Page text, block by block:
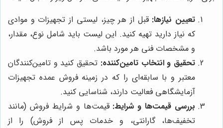
تعیین نیازها: قبل از هر چیز، لیستی از تجهیزات و موادی
که نیاز دارید تهیه کنید. این لیست باید شامل نوع، مقدار،
و مشخصات فنی هر مورد باشد.
تحقیق و انتخاب تامین‌کننده: تحقیق کنید و تامین‌کنندگان
معتبر و با سابقه‌ای را که در زمینه فروش عمده تجهیزات
آزمایشگاهی فعالیت دارند، شناسایی کنید.
بررسی قیمت‌ها و شرایط: قیمت‌ها و شرایط فروش (مانند
تخفیف‌ها، گارانتی، و خدمات پس از فروش) را از